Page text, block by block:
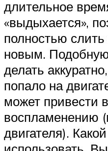
длительное
«выдыхается»,
полностью
новым.
делать
попало на
может привести
воспламенению
двигателя).